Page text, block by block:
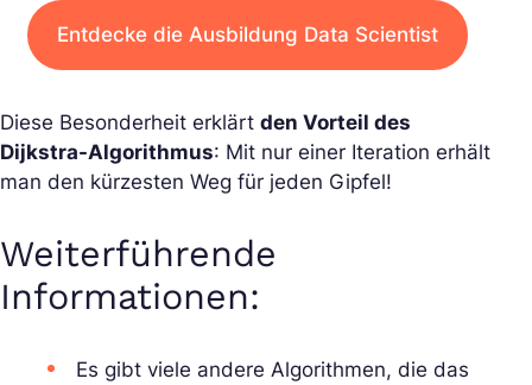
Entdecke die Ausbildung Data Scientist
Diese Besonderheit erklärt den Vorteil des
Dijkstra-Algorithmus: Mit nur einer Iteration erhält
man den kürzesten Weg für jeden Gipfel!
Weiterführende
Informationen:
Es gibt viele andere Algorithmen, die das